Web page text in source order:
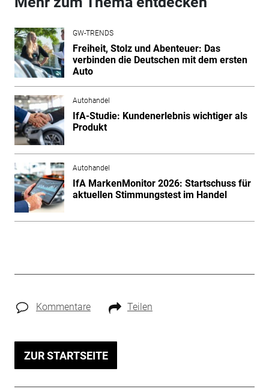
GW-TRENDS
Freiheit, Stolz und Abenteuer: Das
verbinden die Deutschen mit dem ersten
Auto
Autohandel
IfA-Studie: Kundenerlebnis wichtiger als
Produkt
Autohandel
IfA MarkenMonitor 2026: Startschuss für
aktuellen Stimmungstest im Handel
Kommentare Teilen
ZUR STARTSEITE